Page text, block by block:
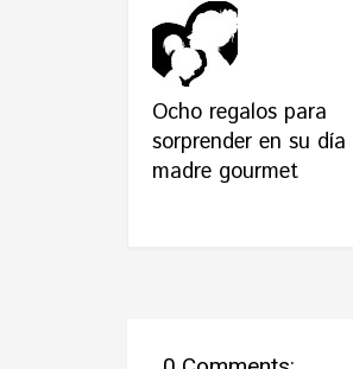
Ocho regalos para
sorprender en su
madre gourmet